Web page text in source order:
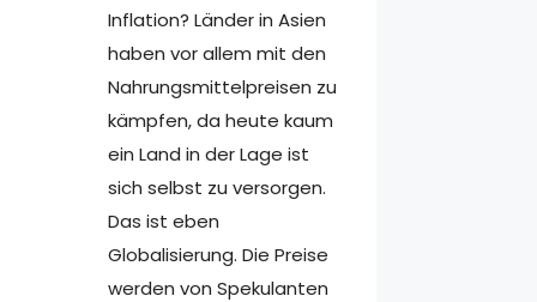
Inflation? Länder in Asien
haben vor allem mit den
Nahrungsmittelpreisen zu
kämpfen, da heute kaum
ein Land in der Lage ist
sich selbst zu versorgen.
Das ist eben
Globalisierung. Die Preise
werden von Spekulanten